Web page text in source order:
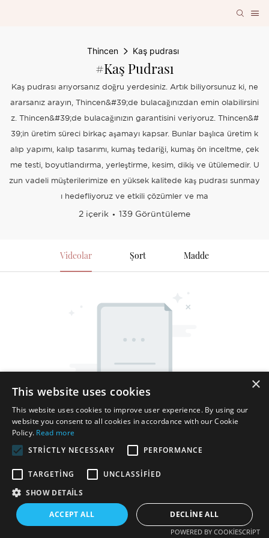
Thincen Kaş pudrası
#Kaş Pudrası
Kaş pudrası arıyorsanız doğru yerdesiniz. Artık biliyorsunuz ki, ne
ararsanız arayın, Thincen&#39;de bulacağınızdan emin olabilirsini
z. Thincen&#39;de bulacağınızın garantisini veriyoruz. Thincen&#
39;in üretim süreci birkaç aşamayı kapsar. Bunlar başlıca üretim k
alıp yapımı, kalıp tasarımı, kumaş tedariği, kumaş ön inceltme, çek
me testi, boyutlandırma, yerleştirme, kesim, dikiş ve ütülemedir. U
zun vadeli müşterilerimize en yüksek kalitede kaş pudrası sunmay
ı hedefliyoruz ve etkili çözümler ve ma
2 içerik 139 Görüntüleme
Videolar Şort Madde
Telif hakkı © 2025 Shenzhen Thincen Technology Co., Ltd. -
www.thincen.com | Site Haritası
×
This website uses cookies
This website uses cookies to improve user experience. By using our
website you consent to all cookies in accordance with our Cookie
Policy. Read more
STRICTLY NECESSARY
PERFORMANCE
TARGETING
UNCLASSIFIED
SHOW DETAILS
ACCEPT ALL DECLINE ALL
POWERED BY COOKIESCRIPT